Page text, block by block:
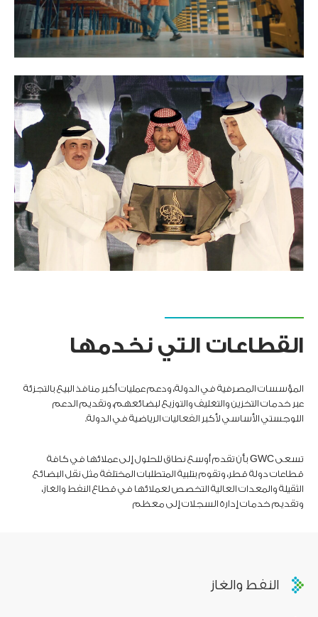
القطاعات التي نخدمها
المؤسسات المصرفية في الدولة، ودعم عمليات أكبر منافذ البيع بالتجزئة
عبر خدمات التخزين والتغليف والتوزيع لبضائعهم، وتقديم الدعم
اللوجستي الأساسي لأكبر الفعاليات الرياضية في الدولة.
تسعى GWC بأن تقدم أوسع نطاق للحلول إلى عملائها في كافة
قطاعات دولة قطر، وتقوم بتلبية المتطلبات المختلفة مثل نقل البضائع
الثقيلة والمعدات العالية التخصص لعملائها في قطاع النفط والغاز،
وتقديم خدمات إدارة السجلات إلى معظم
النفط والغاز